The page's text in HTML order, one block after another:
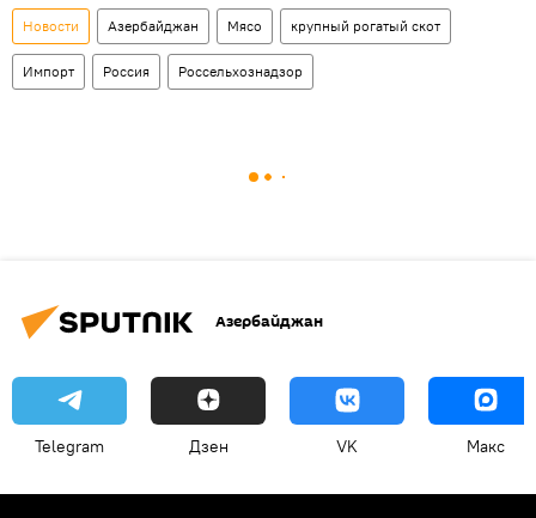
Новости Азербайджан Мясо крупный рогатый скот
Импорт Россия Россельхознадзор
Азербайджан
Telegram Дзен VK Макс